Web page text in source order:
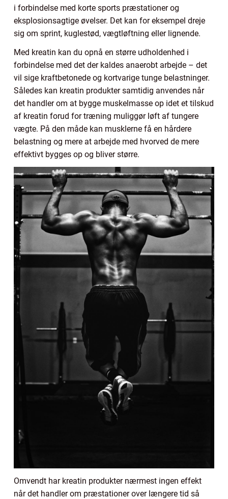
i forbindelse med korte sports præstationer og
eksplosionsagtige øvelser. Det kan for eksempel dreje
sig om sprint, kuglestød, vægtløftning eller lignende.
Med kreatin kan du opnå en større udholdenhed i
forbindelse med det der kaldes anaerobt arbejde – det
vil sige kraftbetonede og kortvarige tunge belastninger.
Således kan kreatin produkter samtidig anvendes når
det handler om at bygge muskelmasse op idet et tilskud
af kreatin forud for træning muliggør løft af tungere
vægte. På den måde kan musklerne få en hårdere
belastning og mere at arbejde med hvorved de mere
effektivt bygges op og bliver større.
Omvendt har kreatin produkter nærmest ingen effekt
når det handler om præstationer over længere tid så